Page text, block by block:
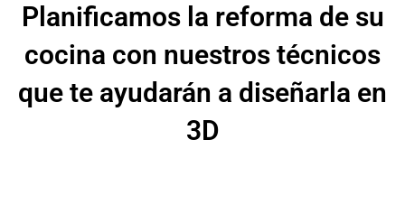
Planificamos la reforma de su
cocina con nuestros técnicos
que te ayudarán a diseñarla en
3D